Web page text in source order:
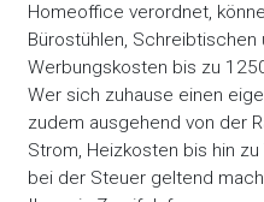
Homeoffice verordnet,
Bürostühlen, Schreibtischen
Werbungskosten bis zu
Wer sich zuhause einen
zudem ausgehend von der
Strom, Heizkosten bis hin
bei der Steuer geltend